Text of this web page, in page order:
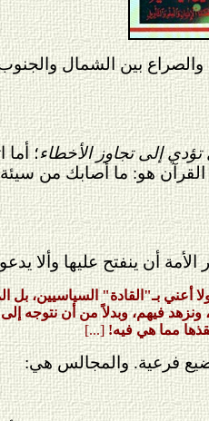
بين الشمال
تؤدي إلى تجاوز الأخطاء؛ أما
القرآن هو: ما أصابك
أن ينفتح عليها وألا
أعني بـ"القادة" السياسيين، بل
ونزهد فيهم، وبدلاً من أن نتوجه
مما هي فيه![...]
فرعية. والمجالس هي: